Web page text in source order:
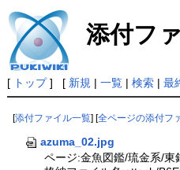
添付フ
[ トップ] [ 新規 | 一覧| 検索| 最
[添付ファイル一覧] [全ページの添付フ
azuma_02.jpg
ページ:金魚図鑑/琉金系/東